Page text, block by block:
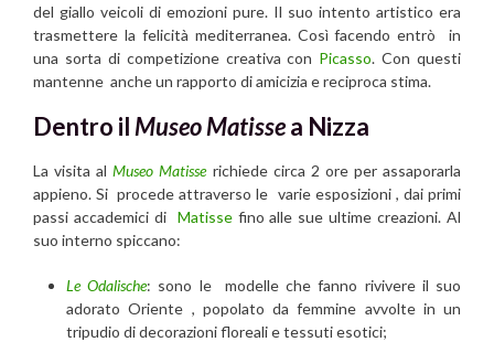
del giallo veicoli di emozioni pure. Il suo intento artistico era
trasmettere la felicità mediterranea. Così facendo entrò in
una sorta di competizione creativa con Picasso. Con questi
mantenne anche un rapporto di amicizia e reciproca stima.
Dentro il Museo Matissea Nizza
La visita alMuseo Matisserichiede circa 2 ore per assaporarla
appieno. Si procede attraverso le varie esposizioni , dai primi
passi accademici di Matissefino alle sue ultime creazioni. Al
suo interno spiccano:
Le Odalische: sono le modelle che fanno rivivere il suo
adorato Oriente , popolato da femmine avvolte in un
tripudio di decorazioni floreali e tessuti esotici;